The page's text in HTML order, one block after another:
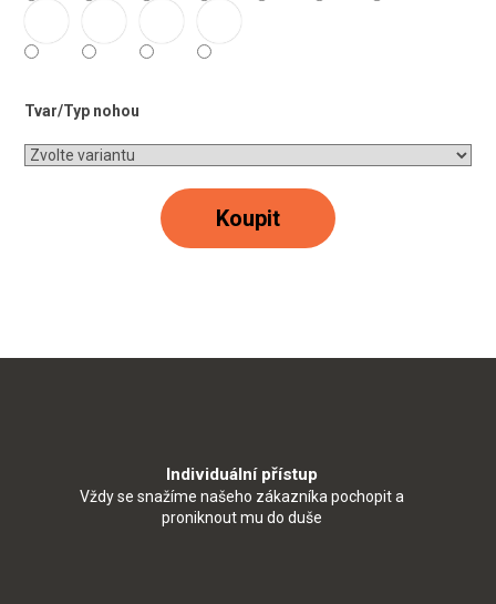
Tvar/Typ nohou
Koupit
Individuální přístup
Vždy se snažíme našeho zákazníka pochopit a
proniknout mu do duše